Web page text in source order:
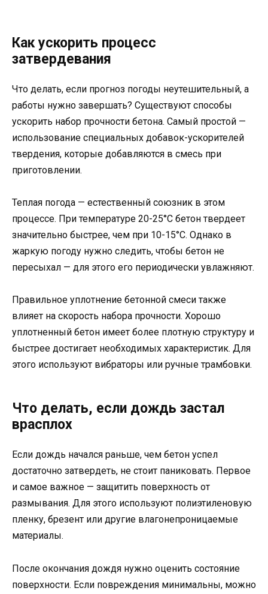
Как ускорить процесс
затвердевания
Что делать, если прогноз погоды неутешительный, а
работы нужно завершать? Существуют способы
ускорить набор прочности бетона. Самый простой —
использование специальных добавок-ускорителей
твердения, которые добавляются в смесь при
приготовлении.
Теплая погода — естественный союзник в этом
процессе. При температуре 20-25°C бетон твердеет
значительно быстрее, чем при 10-15°C. Однако в
жаркую погоду нужно следить, чтобы бетон не
пересыхал — для этого его периодически увлажняют.
Правильное уплотнение бетонной смеси также
влияет на скорость набора прочности. Хорошо
уплотненный бетон имеет более плотную структуру и
быстрее достигает необходимых характеристик. Для
этого используют вибраторы или ручные трамбовки.
Что делать, если дождь застал
врасплох
Если дождь начался раньше, чем бетон успел
достаточно затвердеть, не стоит паниковать. Первое
и самое важное — защитить поверхность от
размывания. Для этого используют полиэтиленовую
пленку, брезент или другие влагонепроницаемые
материалы.
После окончания дождя нужно оценить состояние
поверхности. Если повреждения минимальны, можно